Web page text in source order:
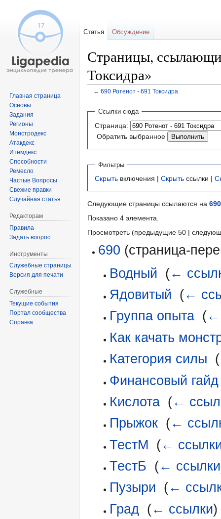
Страницы,
Токсидра»
← 690 Ротенот - 691 Токсидра
Перейти
навигации
Перейти
поиску
Ссылки сюда
Страница:
Обратить выбранное
Фильтры
Скрыть включения | Скрыть ссылки |
Следующие страницы ссылаются на
Показано 4 элемента.
Просмотреть (предыдущие 50 |
690 (страница-
Водный (←
Ядовитый (←
Группа опыта‎ (←
Как качать
Категория силы (
Финансовый гайд
Кислота‎ (←
Прыжок‎ (←
ТестМ (←
ТестБ (← ссылки
Пузыри (←
Град‎ (← ссылки)
Статья Обсуждение
Главная страница
Основы
Задания
Регионы
Монстродекс
Атакдекс
Итемдекс
Способности
Ремесло
Частые Вопросы
Свежие правки
Случайная статья
Редакторам
Правила
Задать вопрос
Инструменты
Служебные страницы
Версия для печати
Служебные
Текущие события
Портал сообщества
Справка